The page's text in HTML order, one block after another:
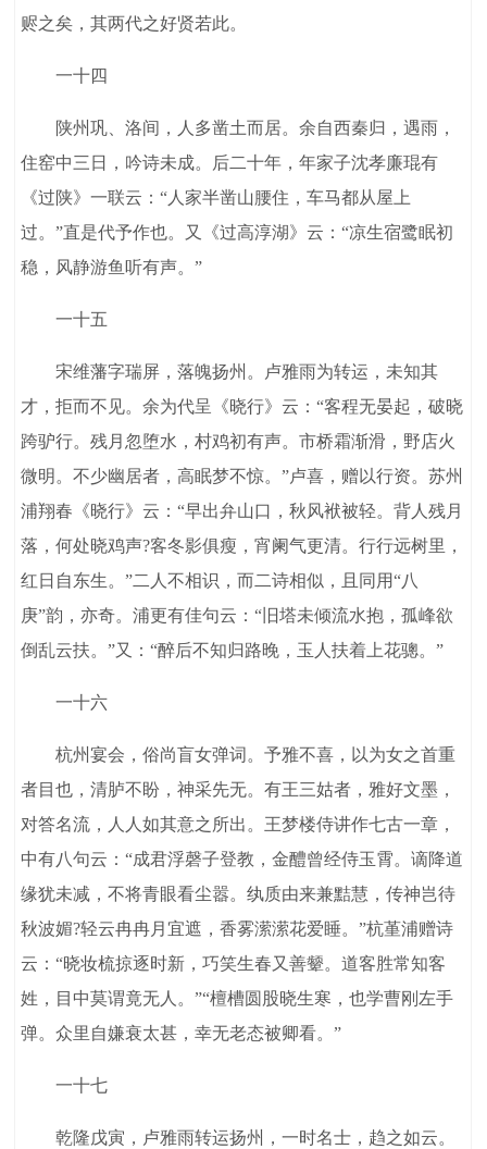
赆之矣，其两代之好贤若此。
一十四
陕州巩、洛间，人多凿土而居。余自西秦归，遇雨，
住窑中三日，吟诗未成。后二十年，年家子沈孝廉琨有
《过陕》一联云：“人家半凿山腰住，车马都从屋上
过。”直是代予作也。又《过高淳湖》云：“凉生宿鹭眠初
稳，风静游鱼听有声。”
一十五
宋维藩字瑞屏，落魄扬州。卢雅雨为转运，未知其
才，拒而不见。余为代呈《晓行》云：“客程无晏起，破晓
跨驴行。残月忽堕水，村鸡初有声。市桥霜渐滑，野店火
微明。不少幽居者，高眠梦不惊。”卢喜，赠以行资。苏州
浦翔春《晓行》云：“早出弁山口，秋风袱被轻。背人残月
落，何处晓鸡声?客冬影俱瘦，宵阑气更清。行行远树里，
红日自东生。”二人不相识，而二诗相似，且同用“八
庚”韵，亦奇。浦更有佳句云：“旧塔未倾流水抱，孤峰欲
倒乱云扶。”又：“醉后不知归路晚，玉人扶着上花骢。”
一十六
杭州宴会，俗尚盲女弹词。予雅不喜，以为女之首重
者目也，清胪不盼，神采先无。有王三姑者，雅好文墨，
对答名流，人人如其意之所出。王梦楼侍讲作七古一章，
中有八句云：“成君浮磬子登教，金醴曾经侍玉霄。谪降道
缘犹未减，不将青眼看尘嚣。纨质由来兼黠慧，传神岂待
秋波媚?轻云冉冉月宜遮，香雾潆潆花爱睡。”杭堇浦赠诗
云：“晓妆梳掠逐时新，巧笑生春又善颦。道客胜常知客
姓，目中莫谓竟无人。”“檀槽圆股晓生寒，也学曹刚左手
弹。众里自嫌衰太甚，幸无老态被卿看。”
一十七
乾隆戊寅，卢雅雨转运扬州，一时名士，趋之如云。